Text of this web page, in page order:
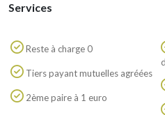
Services
Reste à charge 0
Tiers payant mutuelles agréées
2ème paire à 1 euro